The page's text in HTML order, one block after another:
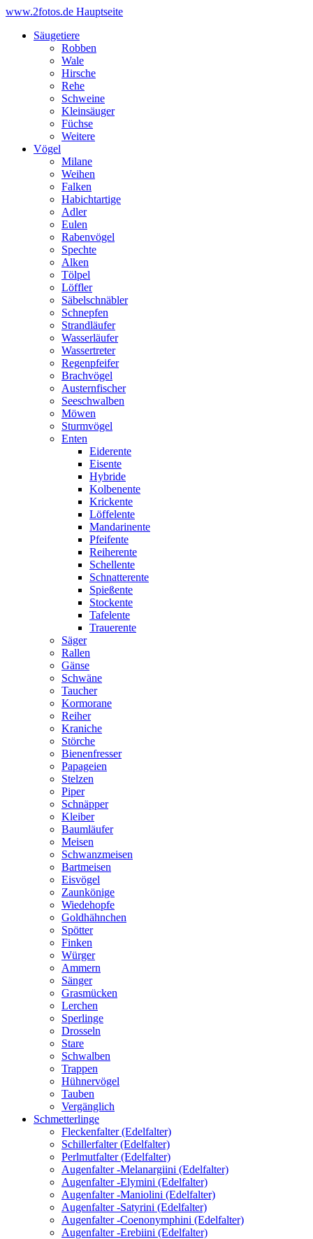
www.2fotos.de Hauptseite
Säugetiere
Robben
Wale
Hirsche
Rehe
Schweine
Kleinsäuger
Füchse
Weitere
Vögel
Milane
Weihen
Falken
Habichtartige
Adler
Eulen
Rabenvögel
Spechte
Alken
Tölpel
Löffler
Säbelschnäbler
Schnepfen
Strandläufer
Wasserläufer
Wassertreter
Regenpfeifer
Brachvögel
Austernfischer
Seeschwalben
Möwen
Sturmvögel
Enten
Eiderente
Eisente
Hybride
Kolbenente
Krickente
Löffelente
Mandarinente
Pfeifente
Reiherente
Schellente
Schnatterente
Spießente
Stockente
Tafelente
Trauerente
Säger
Rallen
Gänse
Schwäne
Taucher
Kormorane
Reiher
Kraniche
Störche
Bienenfresser
Papageien
Stelzen
Piper
Schnäpper
Kleiber
Baumläufer
Meisen
Schwanzmeisen
Bartmeisen
Eisvögel
Zaunkönige
Wiedehopfe
Goldhähnchen
Spötter
Finken
Würger
Ammern
Sänger
Grasmücken
Lerchen
Sperlinge
Drosseln
Stare
Schwalben
Trappen
Hühnervögel
Tauben
Vergänglich
Schmetterlinge
Fleckenfalter (Edelfalter)
Schillerfalter (Edelfalter)
Perlmutfalter (Edelfalter)
Augenfalter -Melanargiini (Edelfalter)
Augenfalter -Elymini (Edelfalter)
Augenfalter -Maniolini (Edelfalter)
Augenfalter -Satyrini (Edelfalter)
Augenfalter -Coenonymphini (Edelfalter)
Augenfalter -Erebiini (Edelfalter)